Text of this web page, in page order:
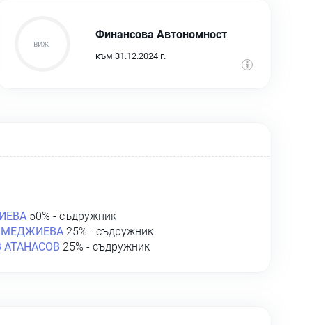
Финансова Автономност
към 31.12.2024 г.
50% - съдружник
25% - съдружник
25% - съдружник